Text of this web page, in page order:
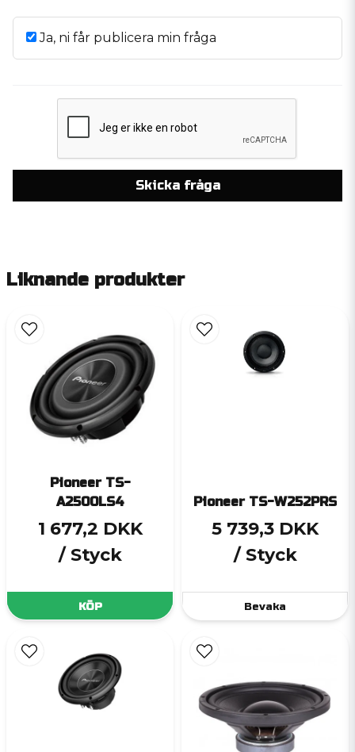
Ja, ni får publicera min fråga
Skicka fråga
Liknande produkter
Pioneer TS-
A2500LS4
1 677,2 DKK
/ Styck
KÖP
Pioneer TS-W252PRS
5 739,3 DKK
/ Styck
Bevaka